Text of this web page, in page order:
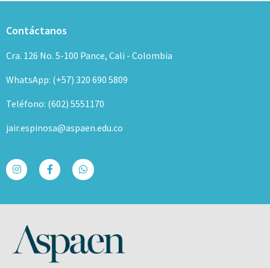
Contáctanos
Cra. 126 No. 5-100 Pance, Cali - Colombia
WhatsApp: (+57) 320 690 5809
Teléfono: (602) 5551170
jair.espinosa@aspaen.edu.co